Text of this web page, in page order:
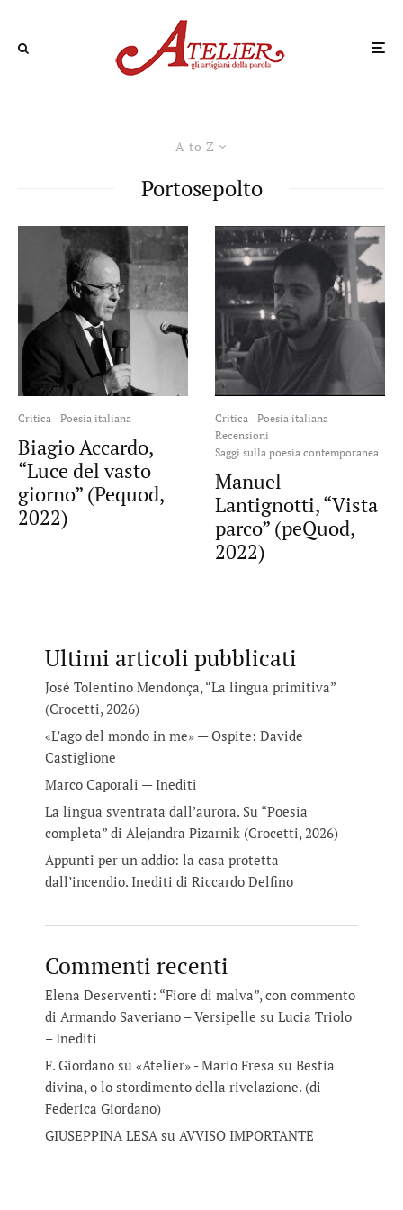
A to Z
Portosepolto
Critica Poesia italiana
Biagio Accardo,
“Luce del vasto
giorno” (Pequod,
2022)
Critica
Poesia italiana
Recensioni
Saggi sulla poesia contemporanea
Manuel
Lantignotti, “Vista
parco” (peQuod,
2022)
Ultimi articoli pubblicati
José Tolentino Mendonça, “La lingua primitiva”
(Crocetti, 2026)
«L’ago del mondo in me» — Ospite: Davide
Castiglione
Marco Caporali — Inediti
La lingua sventrata dall’aurora. Su “Poesia
completa” di Alejandra Pizarnik (Crocetti, 2026)
Appunti per un addio: la casa protetta
dall’incendio. Inediti di Riccardo Delfino
Commenti recenti
Elena Deserventi: “Fiore di malva”, con commento
di Armando Saveriano – Versipelle su Lucia Triolo
– Inediti
F. Giordano su «Atelier» - Mario Fresa su Bestia
divina, o lo stordimento della rivelazione. (di
Federica Giordano)
GIUSEPPINA LESAsu AVVISO IMPORTANTE